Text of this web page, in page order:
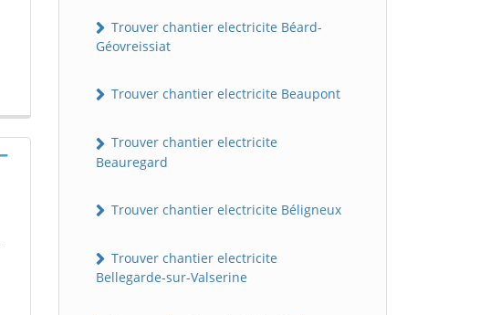
Trouver chantier electricite Béard-
Géovreissiat
Trouver chantier electricite Beaupont
Trouver chantier electricite
Beauregard
Trouver chantier electricite Béligneux
Trouver chantier electricite
Bellegarde-sur-Valserine